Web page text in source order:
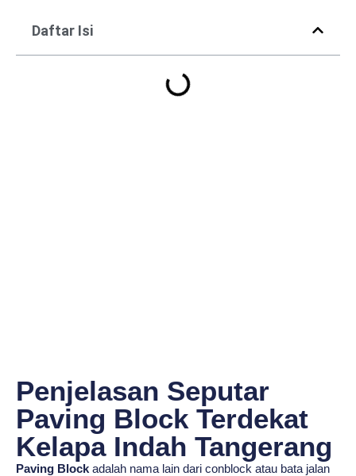
Daftar Isi
Penjelasan Seputar
Paving Block Terdekat
Kelapa Indah Tangerang
Paving Block adalah nama lain dari conblock atau bata jalan